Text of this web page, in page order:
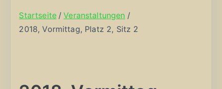
Startseite
Veranstaltungen
2018, Vormittag, Platz 2, Sitz 2